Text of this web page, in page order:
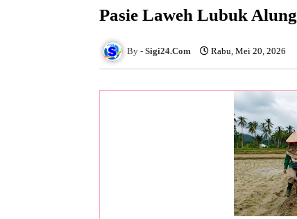
Pasie Laweh Lubuk Alung
Sigi24.Com Rabu, Mei 20, 2026